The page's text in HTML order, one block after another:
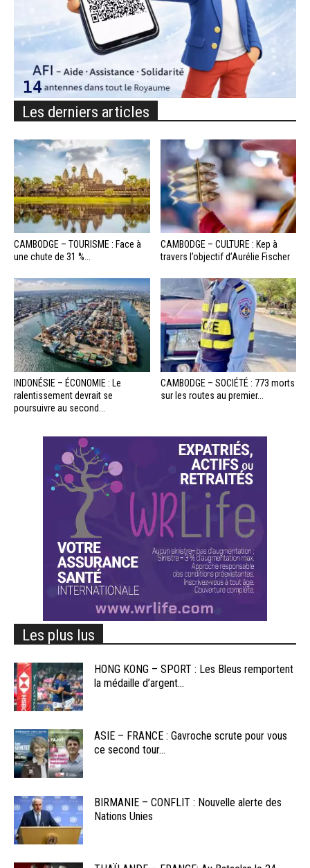
Les derniers articles
CAMBODGE – TOURISME : Face à
une chute de 31 %...
CAMBODGE – CULTURE : Kep à
travers l’objectif d’Aurélie Fischer
INDONÉSIE – ÉCONOMIE : Le
ralentissement devrait se
poursuivre au second...
CAMBODGE – SOCIÉTÉ : 773 morts
sur les routes au premier...
Les plus lus
HONG KONG – SPORT : Les Bleus remportent
la médaille d’argent...
ASIE – FRANCE : Gavroche scrute pour vous
ce second tour...
BIRMANIE – CONFLIT : Nouvelle alerte des
Nations Unies